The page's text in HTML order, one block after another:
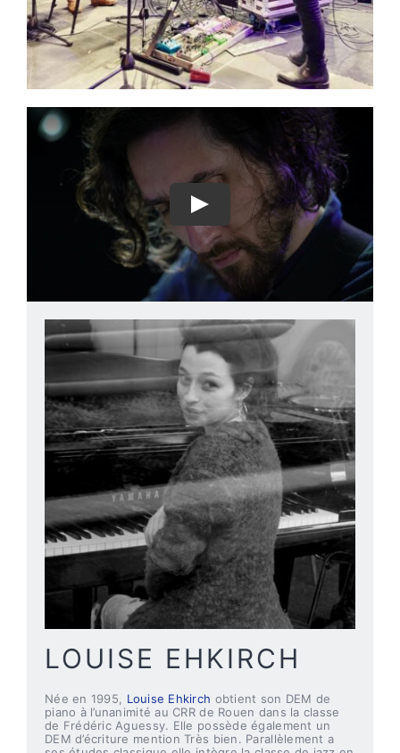
LOUISE EHKIRCH
Née en 1995, Louise Ehkirch obtient son DEM de
piano à l’unanimité au CRR de Rouen dans la classe
de Frédéric Aguessy. Elle possède également un
DEM d’écriture mention Très bien. Parallèlement a